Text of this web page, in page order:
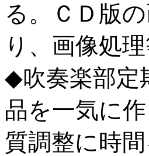
る。ＣＤ版
り、画像処
◆吹奏楽部定
品を一気に
質調整に時